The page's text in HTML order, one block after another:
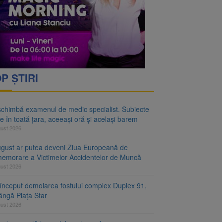
primesc îngrijiri
și același barem
ȘTIRI
examenul de medic specialist. Subiecte
în toată țara, aceeași oră și același barem
2026
ar putea deveni Ziua Europeană de
a Victimelor Accidentelor de Muncă
2026
demolarea fostului complex Duplex 91,
Piața Star
2026